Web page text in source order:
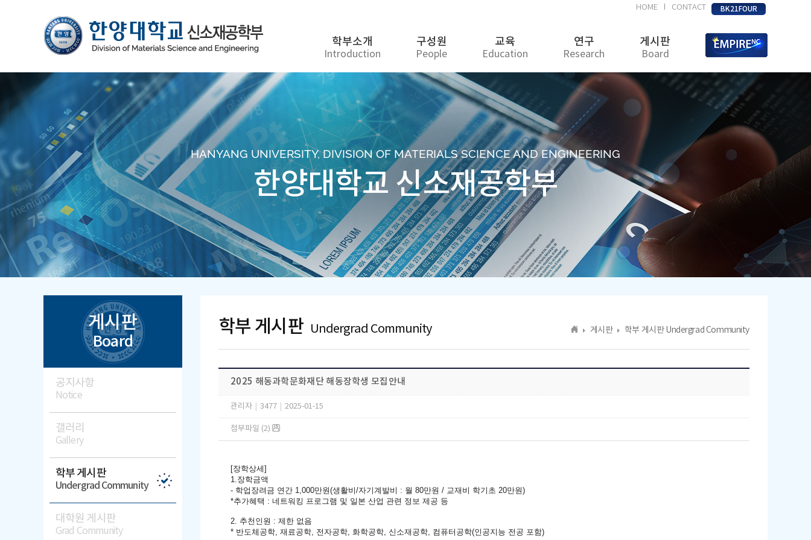
HOME CONTACT BK21FOUR
학부소개
Introduction
구성원
People
교육
Education
연구
Research
게시판
Board
HANYANG UNIVERSITY, DIVISION OF MATERIALS SCIENCE AND ENGINEERING
한양대학교 신소재공학부
게시판
Board
공지사항
Notice
갤러리
Gallery
학부 게시판
Undergrad Community
대학원 게시판
Grad Community
학부 게시판 Undergrad Community 게시판 학부 게시판 Undergrad Community
2025 해동과학문화재단 해동장학생 모집안내
관리자 3477 2025-01-15
첨부파일 (2)
[장학상세]
1.장학금액
- 학업장려금 연간 1,000만원(생활비/자기계발비 : 월 80만원 / 교재비 학기초 20만원)
*추가혜택 : 네트워킹 프로그램 및 일본 산업 관련 정보 제공 등
2. 추천인원 : 제한 없음
* 반도체공학, 재료공학, 전자공학, 화학공학, 신소재공학, 컴퓨터공학(인공지능 전공 포함)